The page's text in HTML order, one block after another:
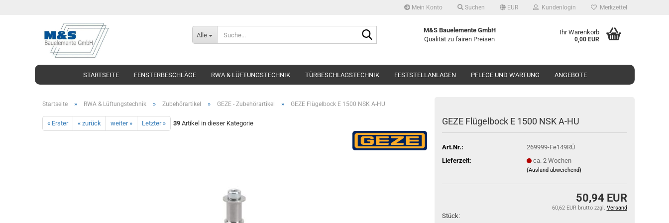
Mein Konto Suchen EUR Kundenlogin Merkzettel
Alle
M&S Bauelemente GmbH
Qualität zu fairen Preisen
Ihr Warenkorb
0,00 EUR
STARTSEITE FENSTERBESCHLÄGE RWA & LÜFTUNGSTECHNIK TÜRBESCHLAGSTECHNIK FESTSTELLANLAGEN PFLEGE UND WARTUNG ANGEBOTE
Startseite » RWA & Lüftungstechnik » Zubehörartikel » GEZE - Zubehörartikel » GEZE Flügelbock E 1500 NSK A-HU
« Erster « zurück weiter » Letzter » 39Artikel in dieser Kategorie GEZE Flü­gel­bock E 1500 NSK A-HU
Art.Nr.:
269999-Fe149RÜ
Lieferzeit:
ca. 2 Wochen
(Ausland abweichend)
50,94 EUR
60,62 EUR bruttozzgl. Versand
Stück: